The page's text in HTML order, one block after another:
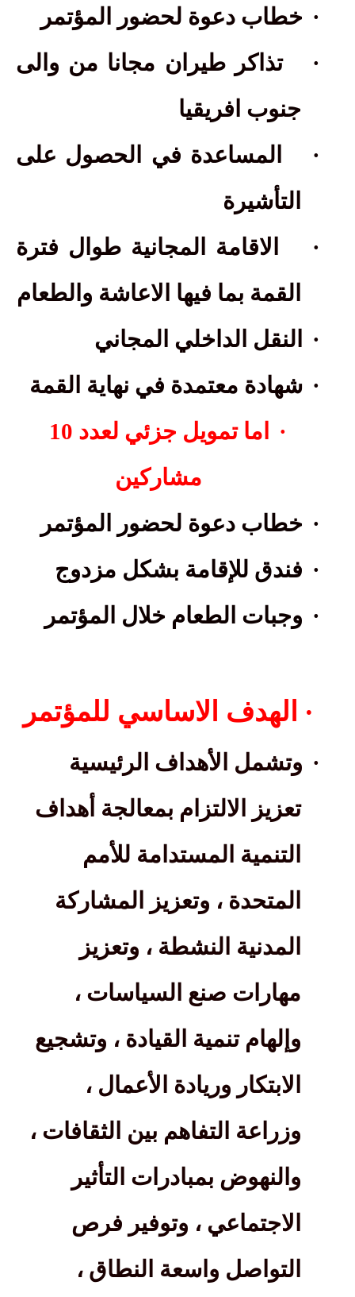
· خطاب دعوة لحضور المؤتمر
·
تذاكر طيران مجانا من والى
جنوب افريقيا
·
المساعدة في الحصول على
التأشيرة
·
الاقامة المجانية طوال فترة
القمة بما فيها الاعاشة والطعام
·
النقل الداخلي المجاني
· شهادة معتمدة في نهاية القمة
·
اما تمويل جزئي لعدد 10
مشاركين
· خطاب دعوة لحضور المؤتمر
· فندق للإقامة بشكل مزدوج
· وجبات الطعام خلال المؤتمر
· الهدف الاساسي للمؤتمر
· وتشمل الأهداف الرئيسية
تعزيز الالتزام بمعالجة أهداف
التنمية المستدامة للأمم
المتحدة ، وتعزيز المشاركة
المدنية النشطة ، وتعزيز
مهارات صنع السياسات ،
وإلهام تنمية القيادة ، وتشجيع
الابتكار وريادة الأعمال ،
وزراعة التفاهم بين الثقافات ،
والنهوض بمبادرات التأثير
الاجتماعي ، وتوفير فرص
التواصل واسعة النطاق ،